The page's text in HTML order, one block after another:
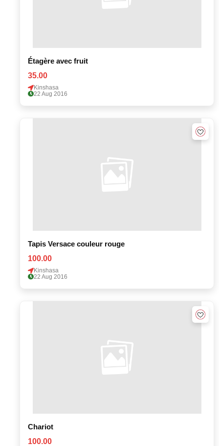
Étagère avec fruit
35.00
Kinshasa
22 Aug 2016
Tapis Versace couleur rouge
100.00
Kinshasa
22 Aug 2016
Chariot
100.00